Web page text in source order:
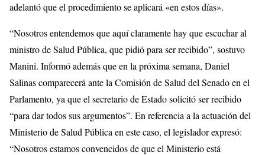
adelantó que el procedimiento se aplicará «en estos días».
“Nosotros entendemos que aquí claramente hay que escuchar al
ministro de Salud Pública, que pidió para ser recibido”, sostuvo
Manini. Informó además que en la próxima semana, Daniel
Salinas comparecerá ante la Comisión de Salud del Senado en el
Parlamento, ya que el secretario de Estado solicitó ser recibido
“para dar todos sus argumentos”. En referencia a la actuación del
Ministerio de Salud Pública en este caso, el legislador expresó:
“Nosotros estamos convencidos de que el Ministerio está